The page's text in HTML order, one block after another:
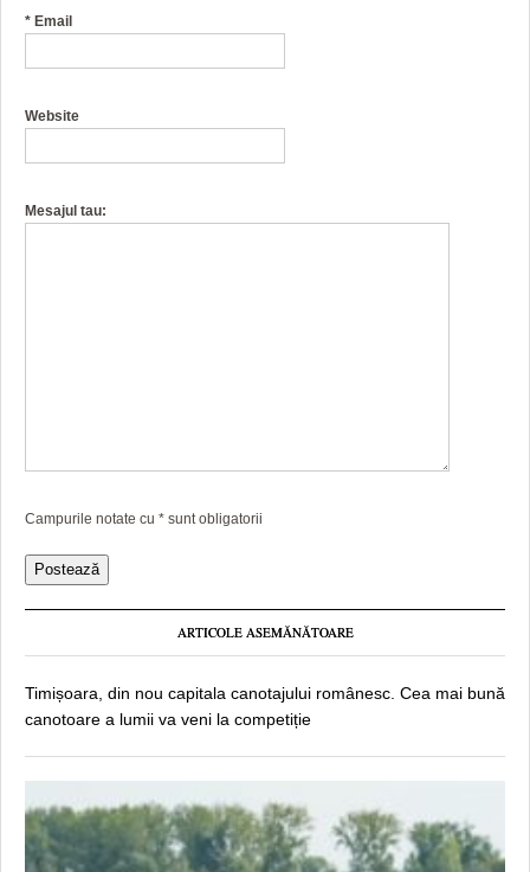
* Email
Website
Mesajul tau:
Campurile notate cu * sunt obligatorii
ARTICOLE ASEMĂNĂTOARE
Timișoara, din nou capitala canotajului românesc. Cea mai bună
canotoare a lumii va veni la competiție